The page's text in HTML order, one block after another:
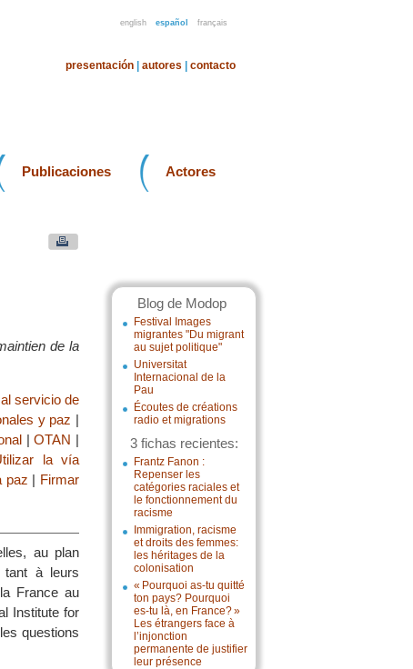
english español français
presentación autores contacto
Publicaciones Actores
Blog de Modop
Festival Images
migrantes "Du migrant
au sujet politique"
Universitat
Internacional de la
Pau
Écoutes de créations
radio et migrations
3 fichas recientes:
Frantz Fanon :
Repenser les
catégories raciales et
le fonctionnement du
racisme
Immigration, racisme
et droits des femmes:
les héritages de la
colonisation
« Pourquoi as-tu quitté
ton pays? Pourquoi
es-tu là, en France? »
Les étrangers face à
l’injonction
permanente de justifier
leur présence
de la
servicio de
y paz |
|OTAN |
la vía
paz | Firmar
au plan
tant à leurs
France au
Institute for
questions